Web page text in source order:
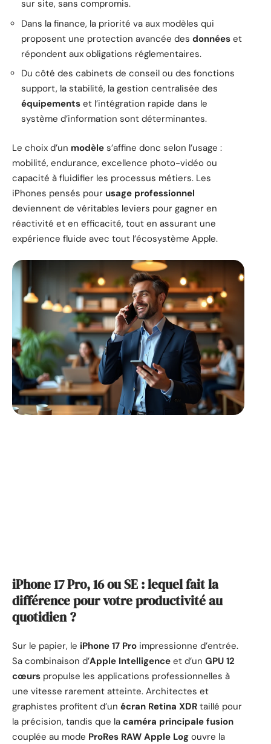
sur site, sans compromis.
Dans la finance, la priorité va aux modèles qui
proposent une protection avancée des données et
répondent aux obligations réglementaires.
Du côté des cabinets de conseil ou des fonctions
support, la stabilité, la gestion centralisée des
équipements et l’intégration rapide dans le
système d’information sont déterminantes.
Le choix d’un modèle s’affine donc selon l’usage :
mobilité, endurance, excellence photo-vidéo ou
capacité à fluidifier les processus métiers. Les
iPhones pensés pour usage professionnel
deviennent de véritables leviers pour gagner en
réactivité et en efficacité, tout en assurant une
expérience fluide avec tout l’écosystème Apple.
iPhone 17 Pro, 16 ou SE : lequel fait la
différence pour votre productivité au
quotidien ?
Sur le papier, le iPhone 17 Pro impressionne d’entrée.
Sa combinaison d’Apple Intelligence et d’un GPU 12
cœurs propulse les applications professionnelles à
une vitesse rarement atteinte. Architectes et
graphistes profitent d’un écran Retina XDR taillé pour
la précision, tandis que la caméra principale fusion
couplée au mode ProRes RAW Apple Log ouvre la